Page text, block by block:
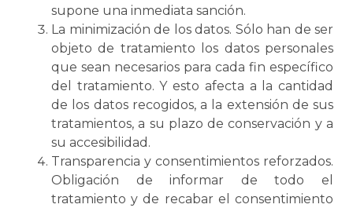
supone una inmediata sanción.
La minimización de los datos. Sólo han de ser
objeto de tratamiento los datos personales
que sean necesarios para cada fin específico
del tratamiento. Y esto afecta a la cantidad
de los datos recogidos, a la extensión de sus
tratamientos, a su plazo de conservación y a
su accesibilidad.
Transparencia y consentimientos reforzados.
Obligación de informar de todo el
tratamiento y de recabar el consentimiento